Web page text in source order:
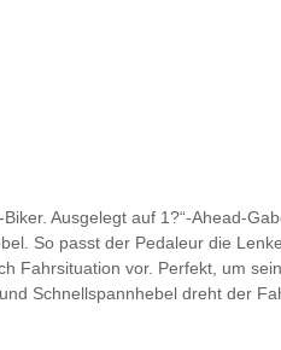
Ausgelegt auf 1?“-Ahead-
So passt der Pedaleur die
Fahrsituation vor. Perfekt, um
Schnellspannhebel dreht der